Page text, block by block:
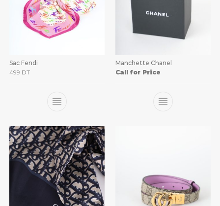
Sac Fendi
499 DT
Manchette Chanel
Call for Price